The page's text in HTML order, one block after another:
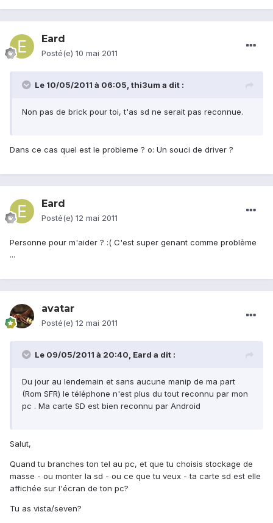
Eard
Posté(e) 10 mai 2011
Le 10/05/2011 à 06:05, thi3um a dit :
Non pas de brick pour toi, t'as sd ne serait pas reconnue.
Dans ce cas quel est le probleme ? o: Un souci de driver ?
Eard
Posté(e) 12 mai 2011
Personne pour m'aider ? :( C'est super genant comme problème
...
avatar
Posté(e) 12 mai 2011
Le 09/05/2011 à 20:40, Eard a dit :
Du jour au lendemain et sans aucune manip de ma part
(Rom SFR) le téléphone n'est plus du tout reconnu par mon
pc . Ma carte SD est bien reconnu par Android
Salut,
Quand tu branches ton tel au pc, et que tu choisis stockage de
masse - ou monter la sd - ou ce que tu veux - ta carte sd est elle
affichée sur l'écran de ton pc?
Tu as vista/seven?